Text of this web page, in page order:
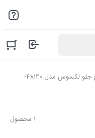
/ محصولات برچسب خورده “دیسک چرخ جلو لکسوس مدل 48120-
1 محصول